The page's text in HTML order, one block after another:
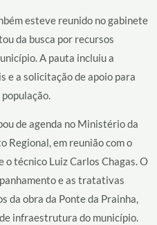
esteve reunido no gabinete
da busca por recursos
A pauta incluiu a
e a solicitação de apoio para
de agenda no Ministério da
Regional, em reunião com o
técnico Luiz Carlos Chagas. O
e as tratativas
da obra da Ponte da Prainha,
infraestrutura do município.